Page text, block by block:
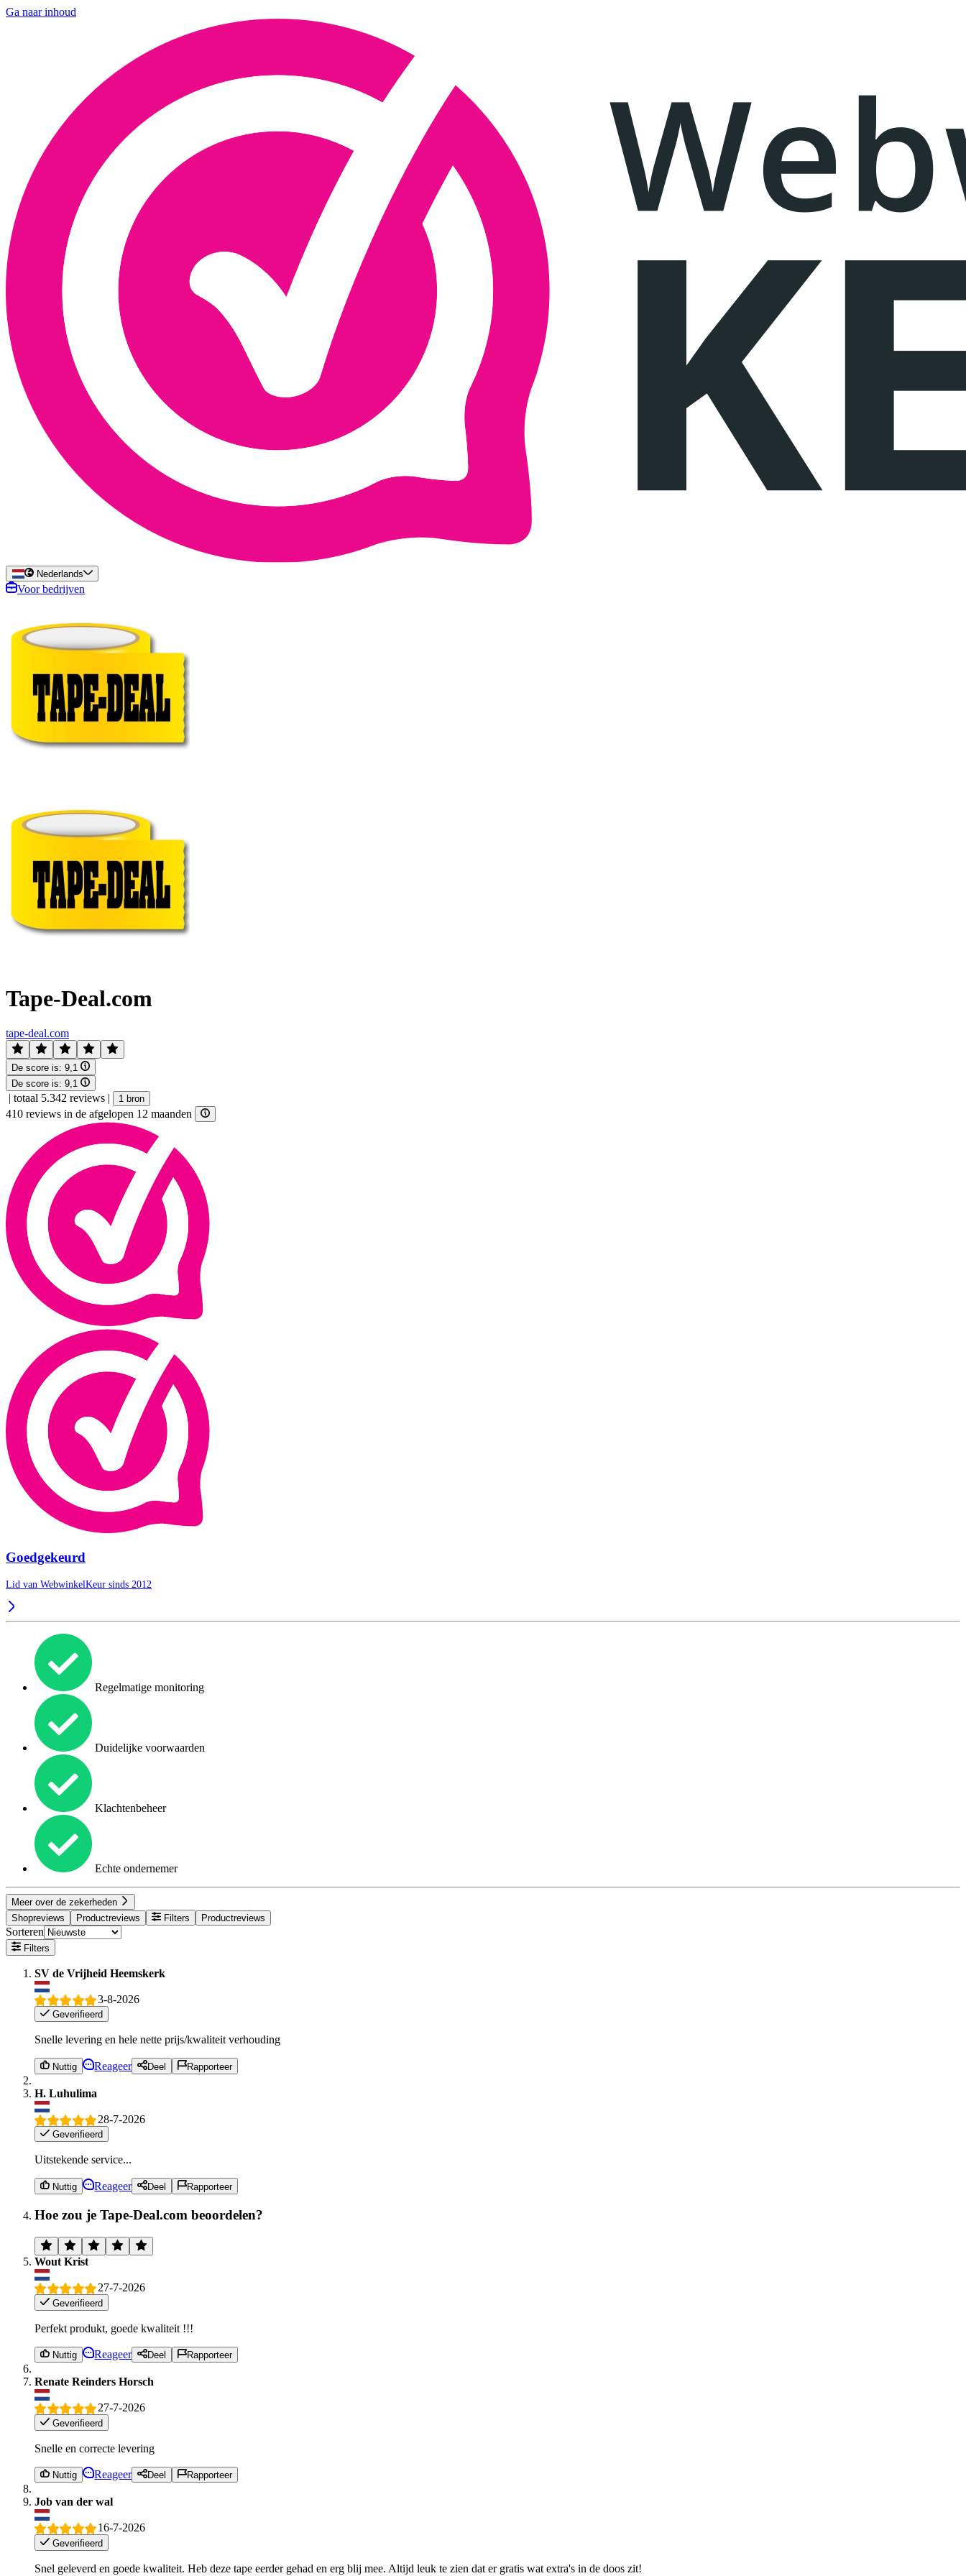
Ga naar inhoud
Nederlands
Voor bedrijven
Tape-Deal.com
tape-deal.com
De score is: 9,1
De score is: 9,1
| totaal 5.342 reviews | 1 bron
410 reviews in de afgelopen 12 maanden
Goedgekeurd
Lid van WebwinkelKeur sinds 2012
Regelmatige monitoring
Duidelijke voorwaarden
Klachtenbeheer
Echte ondernemer
Meer over de zekerheden
Shopreviews
Productreviews Filters Productreviews
Sorteren
Filters
SV de Vrijheid Heemskerk
3-8-2026
Geverifieerd
Snelle levering en hele nette prijs/kwaliteit verhouding
Nuttig Reageer Deel Rapporteer
H. Luhulima
28-7-2026
Geverifieerd
Uitstekende service...
Nuttig Reageer Deel Rapporteer
Hoe zou je Tape-Deal.com beoordelen?
Wout Krist
27-7-2026
Geverifieerd
Perfekt produkt, goede kwaliteit !!!
Nuttig Reageer Deel Rapporteer
Renate Reinders Horsch
27-7-2026
Geverifieerd
Snelle en correcte levering
Nuttig Reageer Deel Rapporteer
Job van der wal
16-7-2026
Geverifieerd
Snel geleverd en goede kwaliteit. Heb deze tape eerder gehad en erg blij mee. Altijd leuk te zien dat er gratis wat extra's in de doos zit!